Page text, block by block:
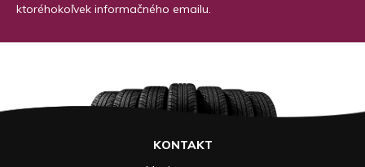
ktoréhokoľvek informačného emailu.
KONTAKT